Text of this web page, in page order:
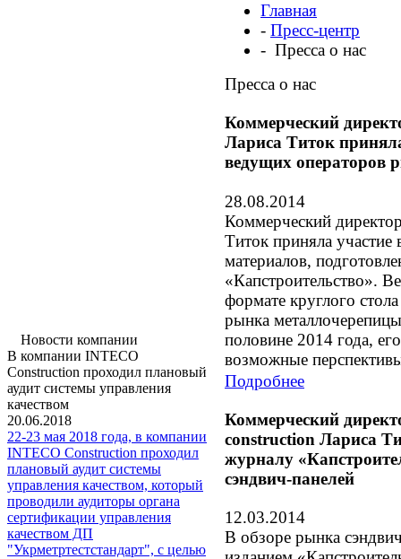
Новости компании
В компании INTECO
Construction проходил плановый
аудит системы управления
качеством
20.06.2018
22-23 мая 2018 года, в компании
INTECO Construction проходил
плановый аудит системы
управления качеством, который
проводили аудиторы органа
сертификации управления
качеством ДП
"Укрметртестстандарт", с целью
Главная
- Пресс-центр
- Пресса о нас
Пресса о нас
Коммерческий
Лариса Титок
ведущих операторов
28.08.2014
Коммерческий
Титок приняла
материалов,
«Капстроительство».
формате круглого
рынка
половине 2014 года,
возможные
Подробнее
Коммерческий
construction Лариса
журналу
сэндвич-панелей
12.03.2014
В обзоре рынка